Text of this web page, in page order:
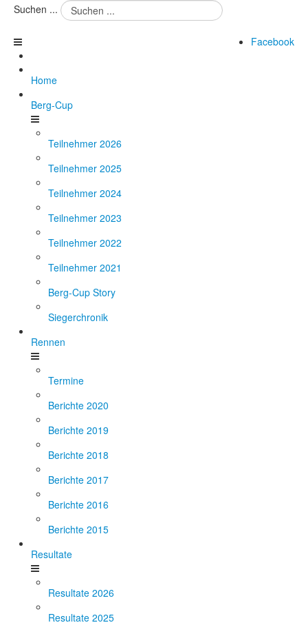
Suchen ...
Facebook
Home
Berg-Cup
Teilnehmer 2026
Teilnehmer 2025
Teilnehmer 2024
Teilnehmer 2023
Teilnehmer 2022
Teilnehmer 2021
Berg-Cup Story
Siegerchronik
Rennen
Termine
Berichte 2020
Berichte 2019
Berichte 2018
Berichte 2017
Berichte 2016
Berichte 2015
Resultate
Resultate 2026
Resultate 2025